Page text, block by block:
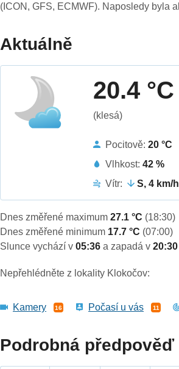
(ICON, GFS, ECMWF). Naposledy byla
Aktuálně
20.4 °C
(klesá)
Pocitově:20 °C
Vlhkost:42 %
Vítr:
S, 4 km/h
Dnes změřené maximum27.1 °C (18:30)
Dnes změřené minimum 17.7 °C (07:00)
Slunce vychází v05:36a zapadá v20:30
Nepřehlédněte z lokality Klokočov:
Kamery 16 Počasí u vás 11
Podrobná předpověď